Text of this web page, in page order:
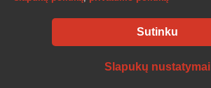
Sutinku
Slapukų nustatymai